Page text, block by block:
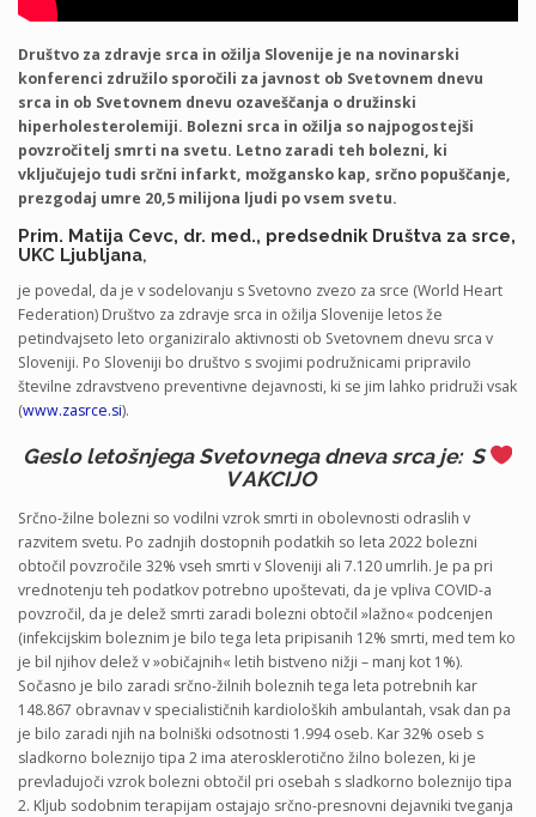
Društvo za zdravje srca in ožilja Slovenije je na novinarski
konferenci združilo sporočili za javnost ob Svetovnem dnevu
srca in ob Svetovnem dnevu ozaveščanja o družinski
hiperholesterolemiji. Bolezni srca in ožilja so najpogostejši
povzročitelj smrti na svetu. Letno zaradi teh bolezni, ki
vključujejo tudi srčni infarkt, možgansko kap, srčno popuščanje,
prezgodaj umre 20,5 milijona ljudi po vsem svetu.
Prim. Matija Cevc, dr. med., predsednik Društva za srce,
UKC Ljubljana,
je povedal, da je v sodelovanju s Svetovno zvezo za srce (World Heart
Federation) Društvo za zdravje srca in ožilja Slovenije letos že
petindvajseto leto organiziralo aktivnosti ob Svetovnem dnevu srca v
Sloveniji. Po Sloveniji bo društvo s svojimi podružnicami pripravilo
številne zdravstveno preventivne dejavnosti, ki se jim lahko pridruži vsak
(www.zasrce.si).
Geslo letošnjega Svetovnega dneva srca je: S
V AKCIJO
Srčno-žilne bolezni so vodilni vzrok smrti in obolevnosti odraslih v
razvitem svetu. Po zadnjih dostopnih podatkih so leta 2022 bolezni
obtočil povzročile 32% vseh smrti v Sloveniji ali 7.120 umrlih. Je pa pri
vrednotenju teh podatkov potrebno upoštevati, da je vpliva COVID-a
povzročil, da je delež smrti zaradi bolezni obtočil »lažno« podcenjen
(infekcijskim boleznim je bilo tega leta pripisanih 12% smrti, med tem ko
je bil njihov delež v »običajnih« letih bistveno nižji – manj kot 1%).
Sočasno je bilo zaradi srčno-žilnih boleznih tega leta potrebnih kar
148.867 obravnav v specialističnih kardioloških ambulantah, vsak dan pa
je bilo zaradi njih na bolniški odsotnosti 1.994 oseb. Kar 32% oseb s
sladkorno boleznijo tipa 2 ima aterosklerotično žilno bolezen, ki je
prevladujoči vzrok bolezni obtočil pri osebah s sladkorno boleznijo tipa
2. Kljub sodobnim terapijam ostajajo srčno-presnovni dejavniki tveganja